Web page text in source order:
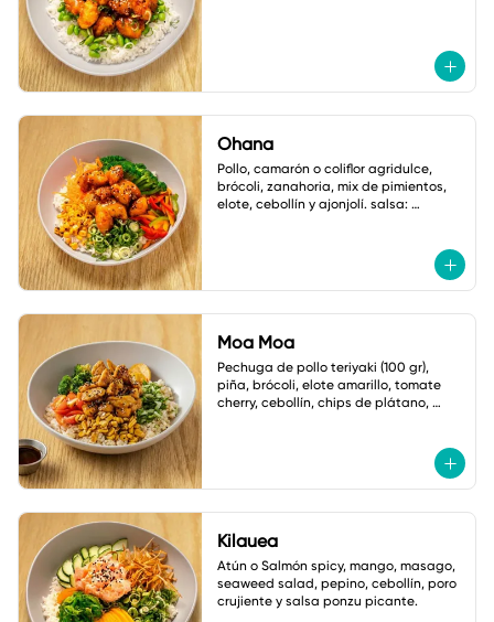
Ohana
Pollo, camarón o coliflor agridulce,
brócoli, zanahoria, mix de pimientos,
elote, cebollín y ajonjolí. salsa:
Moa Moa
Pechuga de pollo teriyaki (100 gr),
piña, brócoli, elote amarillo, tomate
cherry, cebollín, chips de plátano,
Kilauea
Atún o Salmón spicy, mango, masago,
seaweed salad, pepino, cebollín, poro
crujiente y salsa ponzu picante.